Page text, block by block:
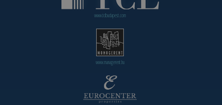
www.tclbudapest.com
www.managerent.hu